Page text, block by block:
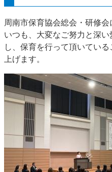
周南市保育協会総会・研修
いつも、大変なご努力と深
し、保育を行って頂いてい
上げます。